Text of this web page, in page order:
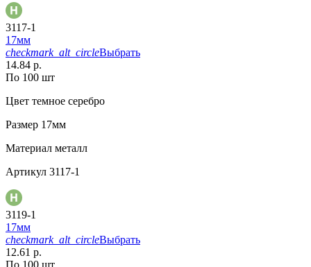
3117-1
17мм
checkmark_alt_circleВыбрать
14.84 р.
По 100 шт
Цвет темное серебро
Размер 17мм
Материал металл
Артикул 3117-1
3119-1
17мм
checkmark_alt_circleВыбрать
12.61 р.
По 100 шт